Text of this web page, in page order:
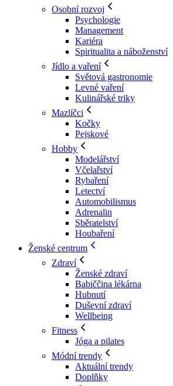
Osobní rozvoj
Psychologie
Management
Kariéra
Spiritualita a náboženství
Jídlo a vaření
Světová gastronomie
Levné vaření
Kulinářské triky
Mazlíčci
Kočky
Pejskové
Hobby
Modelářství
Včelařství
Rybaření
Letectví
Automobilismus
Adrenalin
Sběratelství
Houbaření
Ženské centrum
Zdraví
Ženské zdraví
Babiččina lékárna
Hubnutí
Duševní zdraví
Wellbeing
Fitness
Jóga a pilates
Módní trendy
Aktuální trendy
Doplňky